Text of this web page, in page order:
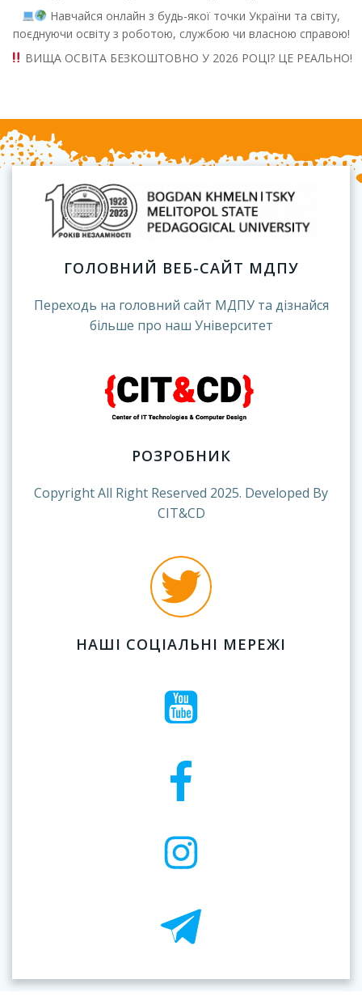
Навчайся онлайн з будь-якої точки України та світу,
поєднуючи освіту з роботою, службою чи власною справою!
ВИЩА ОСВІТА БЕЗКОШТОВНО У 2026 РОЦІ? ЦЕ РЕАЛЬНО!
ГОЛОВНИЙ ВЕБ-САЙТ МДПУ
Переходь на головний сайт МДПУ та дізнайся
більше про наш Університет
РОЗРОБНИК
Copyright All Right Reserved 2025. Developed By
CIT&CD
НАШІ СОЦІАЛЬНІ МЕРЕЖІ